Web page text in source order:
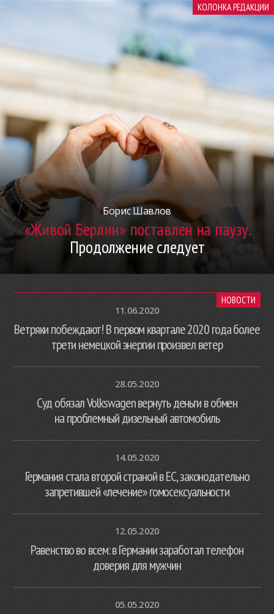
КОЛОНКА РЕДАКЦИИ
Борис Шавлов
«Живой Берлин» поставлен на паузу.
Продолжение следует
НОВОСТИ
11.06.2020
Ветряки побеждают! В первом квартале 2020 года более
трети немецкой энергии произвел ветер
28.05.2020
Суд обязал Volkswagen вернуть деньги в обмен
на проблемный дизельный автомобиль
14.05.2020
Германия стала второй страной в ЕС, законодательно
запретившей «лечение» гомосексуальности
12.05.2020
Равенство во всем: в Германии заработал телефон
доверия для мужчин
05.05.2020